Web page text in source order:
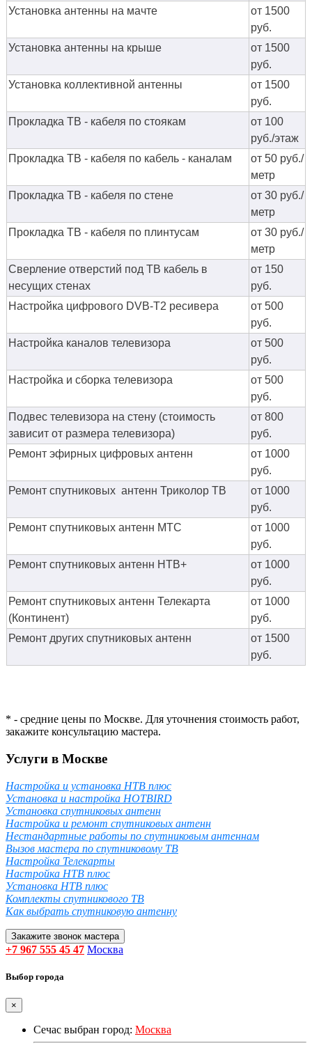
Установка антенны на мачте
от 1500
руб.
Установка антенны на крыше
от 1500
руб.
Установка коллективной антенны
от 1500
руб.
Прокладка ТВ - кабеля по стоякам
от 100
руб./этаж
Прокладка ТВ - кабеля по кабель - каналам
от 50 руб./
метр
Прокладка ТВ - кабеля по стене
от 30 руб./
метр
Прокладка ТВ - кабеля по плинтусам
от 30 руб./
метр
Сверление отверстий под ТВ кабель в
несущих стенах
от 150
руб.
Настройка цифрового DVB-T2 ресивера
от 500
руб.
Настройка каналов телевизора
от 500
руб.
Настройка и сборка телевизора
от 500
руб.
Подвес телевизора на стену (стоимость
зависит от размера телевизора)
от 800
руб.
Ремонт эфирных цифровых антенн
от 1000
руб.
Ремонт спутниковых антенн Триколор ТВ
от 1000
руб.
Ремонт спутниковых антенн МТС
от 1000
руб.
Ремонт спутниковых антенн НТВ+
от 1000
руб.
Ремонт спутниковых антенн Телекарта
(Континент)
от 1000
руб.
Ремонт других спутниковых антенн
от 1500
руб.
* - средние цены по Москве. Для уточнения стоимость работ,
закажите консультацию мастера.
Услуги в Москве
Настройка и установка НТВ плюс
Установка и настройка HOTBIRD
Установка спутниковых антенн
Настройка и ремонт спутниковых антенн
Нестандартные работы по спутниковым антеннам
Вызов мастера по спутниковому ТВ
Настройка Телекарты
Настройка НТВ плюс
Установка НТВ плюс
Комплекты спутникового ТВ
Как выбрать спутниковую антенну
Закажите звонок мастера
+7 967 555 45 47 Москва
Выбор города
×
Сечас выбран город: Москва